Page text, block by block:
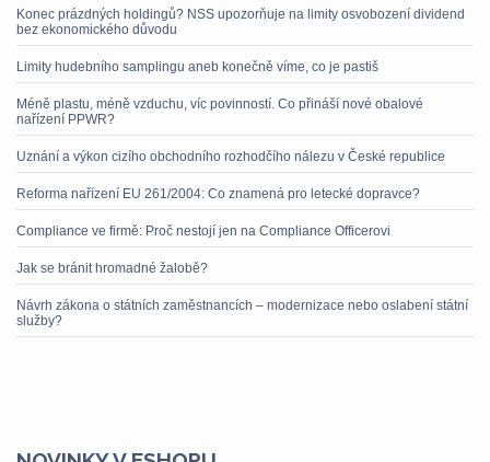
Konec prázdných holdingů? NSS upozorňuje na limity osvobození dividend
bez ekonomického důvodu
Limity hudebního samplingu aneb konečně víme, co je pastiš
Méně plastu, méně vzduchu, víc povinností. Co přináší nové obalové
nařízení PPWR?
Uznání a výkon cizího obchodního rozhodčího nálezu v České republice
Reforma nařízení EU 261/2004: Co znamená pro letecké dopravce?
Compliance ve firmě: Proč nestojí jen na Compliance Officerovi
Jak se bránit hromadné žalobě?
Návrh zákona o státních zaměstnancích – modernizace nebo oslabení státní
služby?